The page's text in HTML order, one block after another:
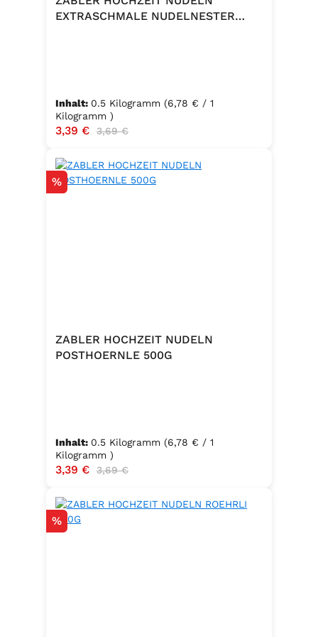
EXTRASCHMALE NUDELNESTER
Inhalt: 0.5 Kilogramm (6,78 € / 1
Kilogramm )
Verkaufspreis:
3,39 € Regulärer Preis:
3,69 €
Rabatt
%
ZABLER HOCHZEIT NUDELN
POSTHOERNLE 500G
Inhalt: 0.5 Kilogramm (6,78 € / 1
Kilogramm )
Verkaufspreis:
3,39 € Regulärer Preis:
3,69 €
Rabatt
%